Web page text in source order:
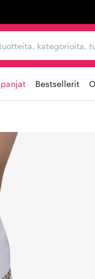
Bestsellerit